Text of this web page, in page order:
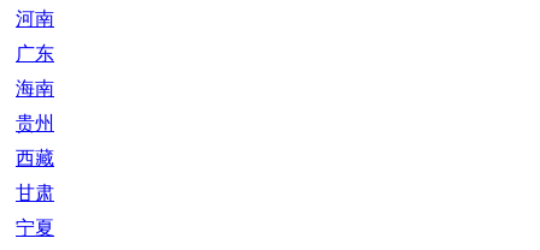
河南
广东
海南
贵州
西藏
甘肃
宁夏